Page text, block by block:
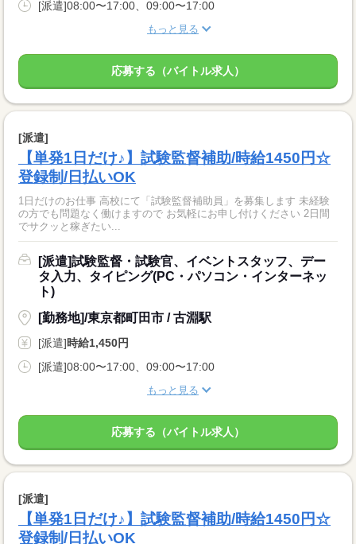
[派遣]08:00〜17:00、09:00〜17:00
もっと見る
応募する（バイトル求人）
[派遣]
【単発1日だけ♪】試験監督補助/時給1450円☆
登録制/日払いOK
1日だけのお仕事 高校にて「試験監督補助員」を募集します 未経験
の方でも問題なく働けますので お気軽にお申し付けください 2日間
でサクッと稼ぎたい...
[派遣]試験監督・試験官、イベントスタッフ、デー
タ入力、タイピング(PC・パソコン・インターネッ
ト)
[勤務地]/東京都町田市 / 古淵駅
[派遣]時給1,450円
[派遣]08:00〜17:00、09:00〜17:00
もっと見る
応募する（バイトル求人）
[派遣]
【単発1日だけ♪】試験監督補助/時給1450円☆
登録制/日払いOK